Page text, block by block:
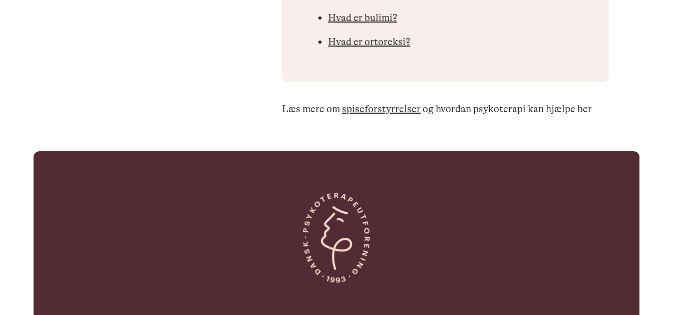
Hvad er bulimi?
Hvad er ortoreksi?
Læs mere om spiseforstyrrelser og hvordan psykoterapi kan hjælpe her